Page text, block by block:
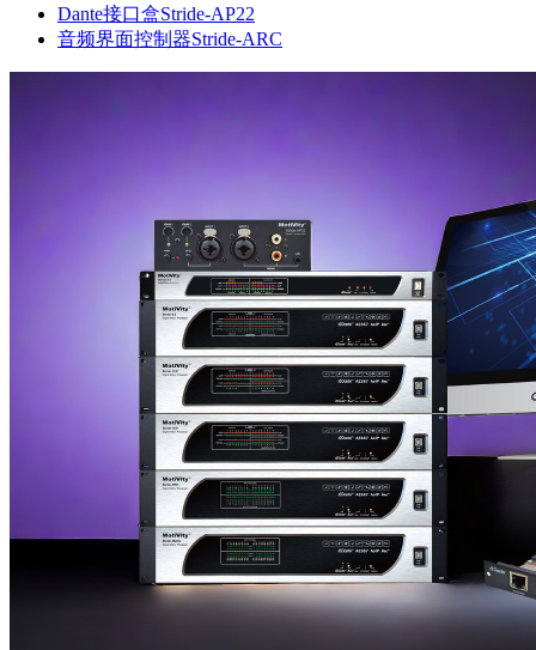
Dante接口盒Stride-AP22
音频界面控制器Stride-ARC